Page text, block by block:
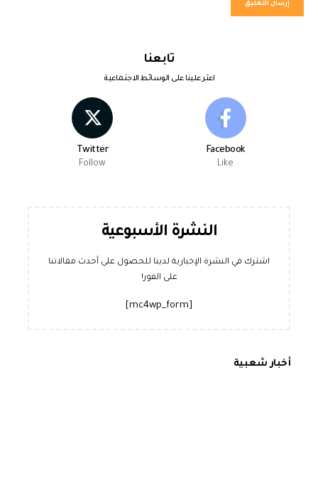
تابعنا
اعثر علينا على الوسائط الاجتماعية
Facebook
Like
Twitter
Follow
النشرة الأسبوعية
اشترك في النشرة الإخبارية لدينا للحصول على أحدث مقالاتنا
على الفور!
أخبار شعبية